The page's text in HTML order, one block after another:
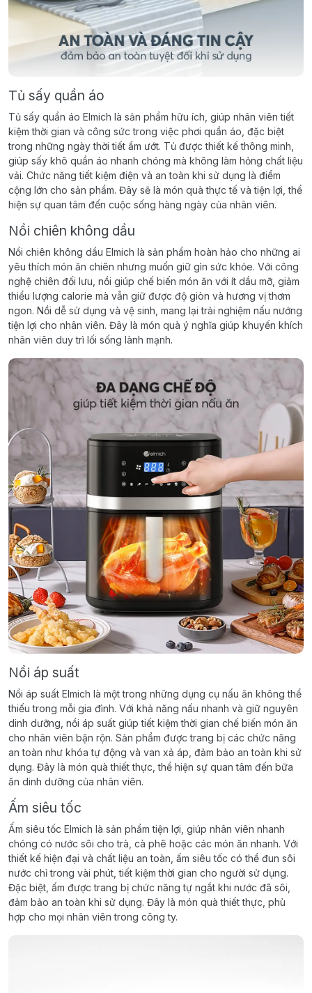
Tủ sấy quần áo
Tủ sấy quần áo Elmich là sản phẩm hữu ích, giúp nhân viên tiết
kiệm thời gian và công sức trong việc phơi quần áo, đặc biệt
trong những ngày thời tiết ẩm ướt. Tủ được thiết kế thông minh,
giúp sấy khô quần áo nhanh chóng mà không làm hỏng chất liệu
vải. Chức năng tiết kiệm điện và an toàn khi sử dụng là điểm
cộng lớn cho sản phẩm. Đây sẽ là món quà thực tế và tiện lợi, thể
hiện sự quan tâm đến cuộc sống hàng ngày của nhân viên.
Nồi chiên không dầu
Nồi chiên không dầu Elmich là sản phẩm hoàn hảo cho những ai
yêu thích món ăn chiên nhưng muốn giữ gìn sức khỏe. Với công
nghệ chiên đối lưu, nồi giúp chế biến món ăn với ít dầu mỡ, giảm
thiểu lượng calorie mà vẫn giữ được độ giòn và hương vị thơm
ngon. Nồi dễ sử dụng và vệ sinh, mang lại trải nghiệm nấu nướng
tiện lợi cho nhân viên. Đây là món quà ý nghĩa giúp khuyến khích
nhân viên duy trì lối sống lành mạnh.
Nồi áp suất
Nồi áp suất Elmich là một trong những dụng cụ nấu ăn không thể
thiếu trong mỗi gia đình. Với khả năng nấu nhanh và giữ nguyên
dinh dưỡng, nồi áp suất giúp tiết kiệm thời gian chế biến món ăn
cho nhân viên bận rộn. Sản phẩm được trang bị các chức năng
an toàn như khóa tự động và van xả áp, đảm bảo an toàn khi sử
dụng. Đây là món quà thiết thực, thể hiện sự quan tâm đến bữa
ăn dinh dưỡng của nhân viên.
Ấm siêu tốc
Ấm siêu tốc Elmich là sản phẩm tiện lợi, giúp nhân viên nhanh
chóng có nước sôi cho trà, cà phê hoặc các món ăn nhanh. Với
thiết kế hiện đại và chất liệu an toàn, ấm siêu tốc có thể đun sôi
nước chỉ trong vài phút, tiết kiệm thời gian cho người sử dụng.
Đặc biệt, ấm được trang bị chức năng tự ngắt khi nước đã sôi,
đảm bảo an toàn khi sử dụng. Đây là món quà thiết thực, phù
hợp cho mọi nhân viên trong công ty.